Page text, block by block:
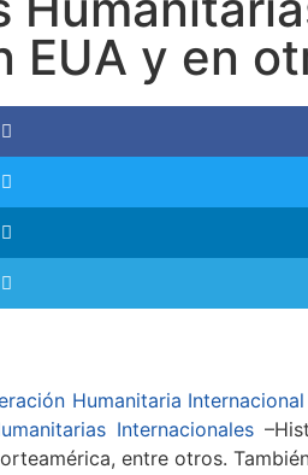
y en
Humanitaria Internacional
Internacionales
entre otros.